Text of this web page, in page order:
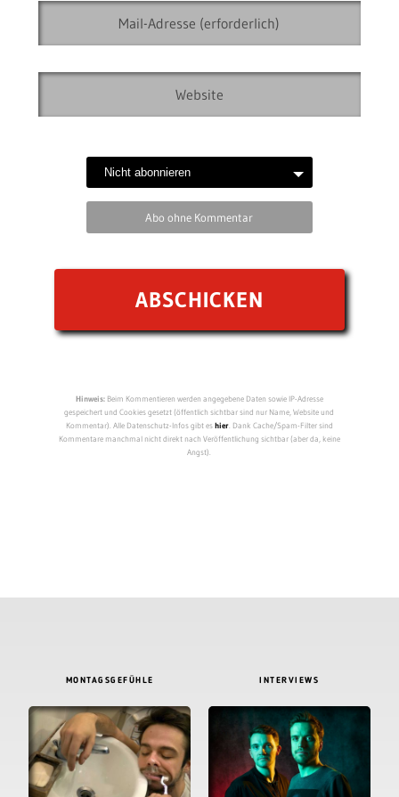
Abo ohne Kommentar
Hinweis:Beim Kommentieren werden angegebene Daten sowie IP-Adresse
gespeichert und Cookies gesetzt (öffentlich sichtbar sind nur Name, Website und
Kommentar). Alle Datenschutz-Infos gibt eshier. Dank Cache/Spam-Filter sind
Kommentare manchmal nicht direkt nach Veröffentlichung sichtbar (aber da, keine
Angst).
MONTAGSGEFÜHLE INTERVIEWS